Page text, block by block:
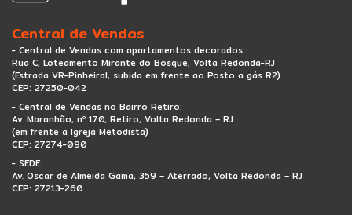
Central de Vendas
- Central de Vendas com apartamentos decorados:
Rua C, Loteamento Mirante do Bosque, Volta Redonda-RJ
(Estrada VR-Pinheiral, subida em frente ao Posto a gás R2)
CEP: 27250-042
- Central de Vendas no Bairro Retiro:
Av. Maranhão, nº 170, Retiro, Volta Redonda – RJ
(em frente a Igreja Metodista)
CEP: 27274-090
- SEDE:
Av. Oscar de Almeida Gama, 359 – Aterrado, Volta Redonda – RJ
CEP: 27213-260